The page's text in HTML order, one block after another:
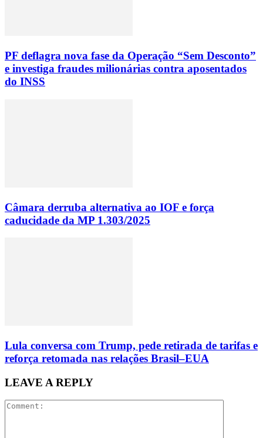
PF deflagra nova fase da Operação “Sem Desconto”
e investiga fraudes milionárias contra aposentados
do INSS
Câmara derruba alternativa ao IOF e força
caducidade da MP 1.303/2025
Lula conversa com Trump, pede retirada de tarifas e
reforça retomada nas relações Brasil–EUA
LEAVE A REPLY